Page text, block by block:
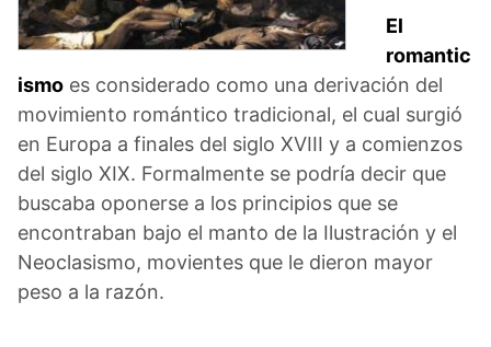
El
romantic
ismo es considerado como una derivación del
movimiento romántico tradicional, el cual surgió
en Europa a finales del siglo XVIII y a comienzos
del siglo XIX. Formalmente se podría decir que
buscaba oponerse a los principios que se
encontraban bajo el manto de la Ilustración y el
Neoclasismo, movientes que le dieron mayor
peso a la razón.